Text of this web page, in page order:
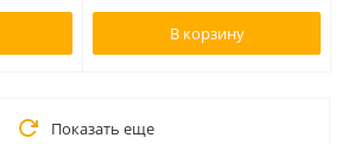
В корзину
Показать еще